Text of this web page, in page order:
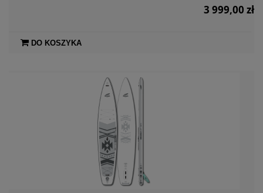
3 999,00 zł
DO KOSZYKA